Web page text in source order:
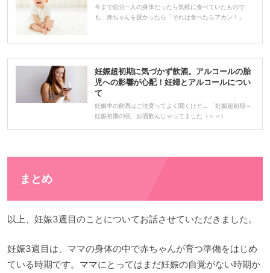
今まで自分一人の身体だったら気軽に食べていたもので
も、赤ちゃんを授かったら「それは食べたらアカン！」
妊娠超初期に気づかず飲酒。アルコールの胎
児への影響が心配！妊婦とアルコールについ
て
妊娠中の飲酒はご法度ってよく聞くけど… 「妊娠超初期～
妊娠初期の頃、お酒飲んじゃってました（＞＜）
まとめ
以上、妊娠3週目のことについてお話させていただきました。
妊娠3週目は、ママの身体の中で赤ちゃんが育つ準備をはじめ
ている時期です。ママにとってはまだ妊娠の自覚がない時期か